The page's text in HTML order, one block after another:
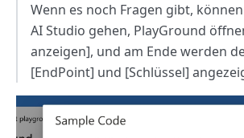
Wenn es noch Fragen gibt,
AI Studio gehen, PlayGround
anzeigen], und am Ende werden
[EndPoint] und [Schlüssel]